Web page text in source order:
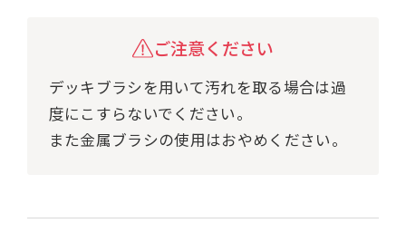
ご注意ください
デッキブラシを用いて汚れを取る場合は過
度にこすらないでください。
また金属ブラシの使用はおやめください。